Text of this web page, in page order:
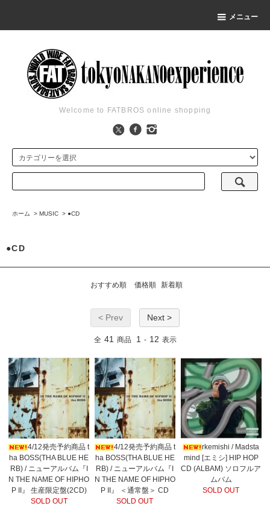
メニュー
Welcome to FATBROS online shopping
ホーム > MUSIC > ●CD
●CD
おすすめ順 価格順 新着順
< Prev Next >
全 41 商品 1 - 12 表示
4/12発売予約商品 t
ha BOSS(THA BLUE HE
RB) / ニューアルバム『I
N THE NAME OF HIPHO
P II』 生産限定盤(2CD)
SOLD OUT
4/12発売予約商品 t
ha BOSS(THA BLUE HE
RB) / ニューアルバム『I
N THE NAME OF HIPHO
P II』 ＜通常盤＞ CD
SOLD OUT
rkemishi / Madsta
mind [エミシ] HIP HOP
CD (ALBAM) ソロフルア
ムバム
SOLD OUT